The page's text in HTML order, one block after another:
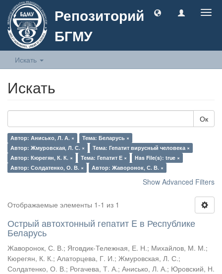
Репозиторий
БГМУ
Искать
Искать
Ок
Автор: Анисько, Л. А. ×
Тема: Беларусь ×
Автор: Жмуровская, Л. С. ×
Тема: Гепатит вирусный человека ×
Автор: Кюрегян, К. К. ×
Тема: Гепатит Е ×
Has File(s): true ×
Автор: Солдатенко, О. В. ×
Автор: Жаворонок, С. В. ×
Show Advanced Filters
Отображаемые элементы 1-1 из 1
Острый автохтонный гепатит E в Республике
Беларусь
Жаворонок, С. В.; Яговдик-Тележная, Е. Н.; Михайлов, М. М.;
Кюрегян, К. К.; Алаторцева, Г. И.; Жмуровская, Л. С.;
Солдатенко, О. В.; Рогачева, Т. А.; Анисько, Л. А.; Юровский, Н.